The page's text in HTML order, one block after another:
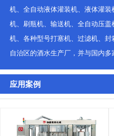
机、全自动液体灌装机、液体灌
机、刷瓶机、输送机、全自动压
机、各种型号打塞机、过滤机、
自治区的酒水生产厂，并与国内
应用案例